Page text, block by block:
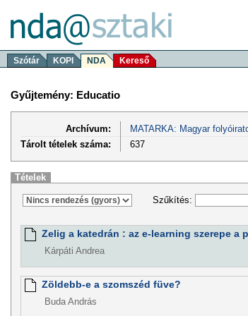
Szótár KOPI NDA Kereső
Gyűjtemény: Educatio
Archívum:
MATARKA: Magyar
Tárolt tételek száma:
637
Tételek
Szűkítés:
Zelig a katedrán : az e-learning szerepe a
Kárpáti Andrea
Zöldebb-e a szomszéd füve?
Buda András